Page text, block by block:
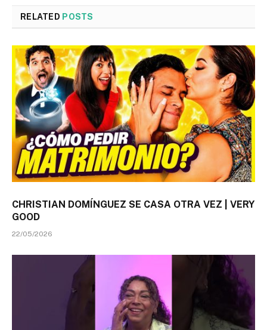
RELATED POSTS
CHRISTIAN DOMÍNGUEZ SE CASA OTRA VEZ | VERY
GOOD
22/05/2026